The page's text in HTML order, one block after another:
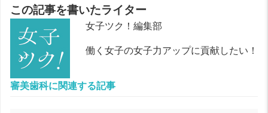
この記事を書いたライター
女子ツク！編集部
働く女子の女子力アップに貢献したい！
審美歯科に関連する記事